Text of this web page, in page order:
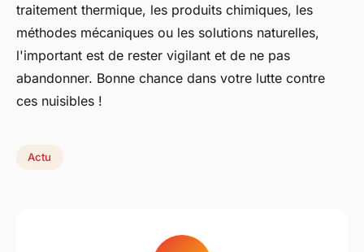
traitement thermique, les produits chimiques, les
méthodes mécaniques ou les solutions naturelles,
l'important est de rester vigilant et de ne pas
abandonner. Bonne chance dans votre lutte contre
ces nuisibles !
Actu